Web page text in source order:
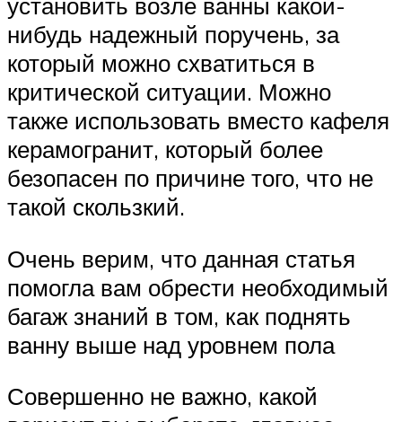
нибудь надежный поручень, за
который можно схватиться в
критической ситуации. Можно
также использовать вместо кафеля
керамогранит, который более
безопасен по причине того, что не
такой скользкий.
Очень верим, что данная статья
помогла вам обрести необходимый
багаж знаний в том, как поднять
ванну выше над уровнем пола
Совершенно не важно, какой